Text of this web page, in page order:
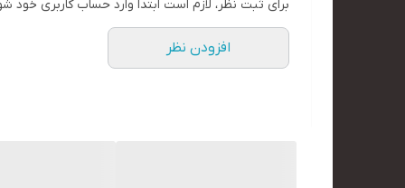
برای ثبت نظر، لازم است ابتدا وارد حساب کاربری خود
افزودن نظر